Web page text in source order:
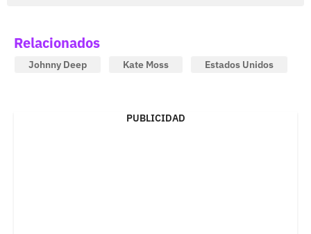
Relacionados
Johnny Deep Kate Moss Estados Unidos
PUBLICIDAD